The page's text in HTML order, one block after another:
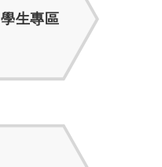
學生專區